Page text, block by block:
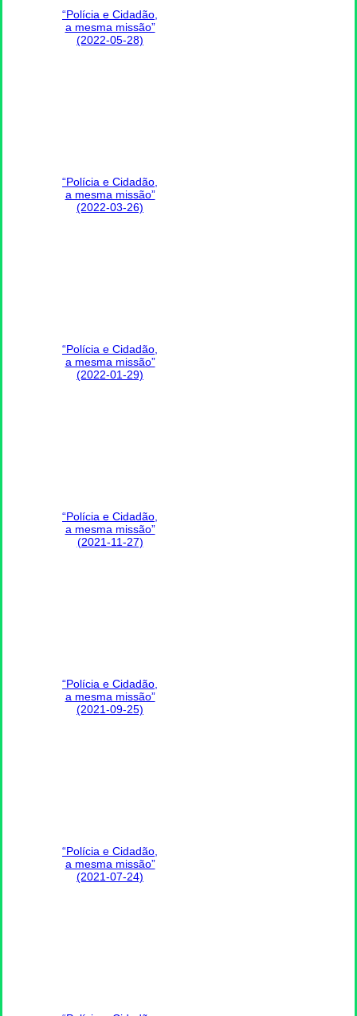
“Polícia e Cidadão,
a mesma missão”
(2022-05-28)
“Polícia e Cidadão,
a mesma missão”
(2022-03-26)
“Polícia e Cidadão,
a mesma missão”
(2022-01-29)
“Polícia e Cidadão,
a mesma missão”
(2021-11-27)
“Polícia e Cidadão,
a mesma missão”
(2021-09-25)
“Polícia e Cidadão,
a mesma missão”
(2021-07-24)